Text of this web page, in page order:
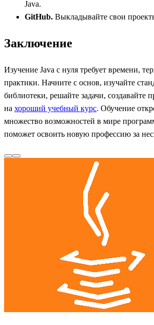
Java.
GitHub. Выкладывайте свои
Заключение
Изучение Java с нуля требует времени,
практики. Начните с основ, изучайте
библиотеки, решайте задачи, создавайте
на хороший учебный курс. Обучение
множество возможностей в мире
поможет освоить новую профессию за